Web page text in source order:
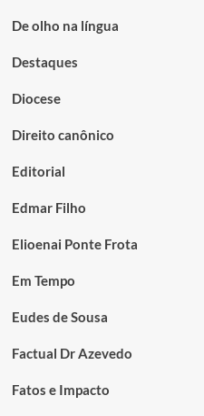
De olho na língua
Destaques
Diocese
Direito canônico
Editorial
Edmar Filho
Elioenai Ponte Frota
Em Tempo
Eudes de Sousa
Factual Dr Azevedo
Fatos e Impacto